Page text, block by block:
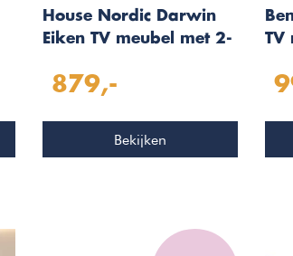
House Nordic Darwin
Eiken TV meubel met 2-
879,-
Bekijken
TV